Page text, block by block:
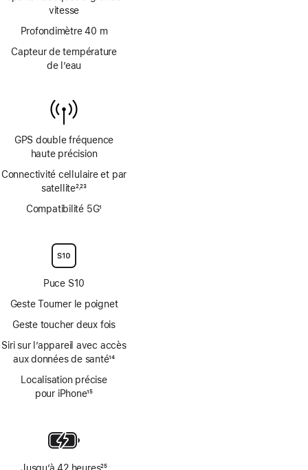
bas
page
vitesse
Profondimètre 40 m
Capteur de température
de l’eau
GPS double fréquence
haute précision
Connectivité cellulaire et par
satellite2,23
Compatibilité 5G
page
1
Puce S10
Geste Tourner le poignet
Geste toucher deux fois
Siri sur l’appareil avec accès
aux données de santé
Note
14
Localisation précise
pour iPhone
page
15